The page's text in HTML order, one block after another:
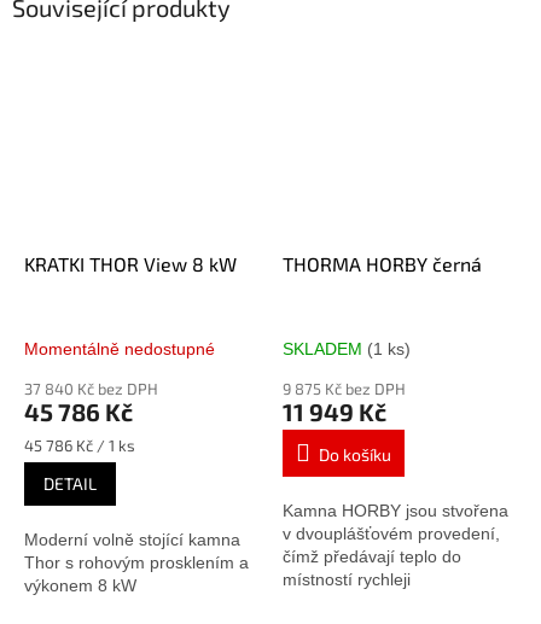
Související produkty
KRATKI THOR View 8 kW
Momentálně nedostupné
37 840 Kč bez DPH
45 786 Kč
Měrná
cena:
45 786 Kč / 1 ks
DETAIL
Moderní volně stojící kamna
Thor s rohovým prosklením a
výkonem 8 kW
THORMA HORBY černá
SKLADEM (1 ks)
9 875 Kč bez DPH
11 949 Kč
Do košíku
Kamna HORBY jsou stvořena
v dvouplášťovém provedení,
čímž předávají teplo do
místností rychleji